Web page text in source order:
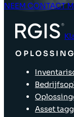
NEEM CONTACT
Asset